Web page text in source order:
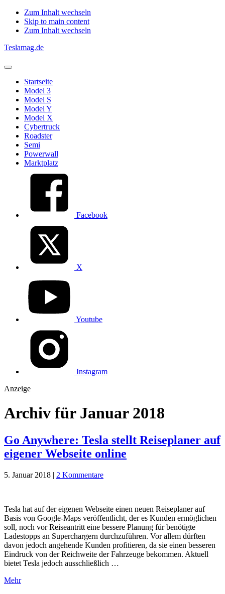
Zum Inhalt wechseln
Skip to main content
Zum Inhalt wechseln
Teslamag.de
Startseite
Model 3
Model S
Model Y
Model X
Cybertruck
Roadster
Semi
Powerwall
Marktplatz
Facebook
X
Youtube
Instagram
Anzeige
Archiv für Januar 2018
Go Anywhere: Tesla stellt Reiseplaner auf
eigener Webseite online
5. Januar 2018 | 2 Kommentare
Tesla hat auf der eigenen Webseite einen neuen Reiseplaner auf
Basis von Google-Maps veröffentlicht, der es Kunden ermöglichen
soll, noch vor Reiseantritt eine bessere Planung für benötigte
Ladestopps an Superchargern durchzuführen. Vor allem dürften
davon jedoch angehende Kunden profitieren, da sie einen besseren
Eindruck von der Reichweite der Fahrzeuge bekommen. Aktuell
bietet Tesla jedoch ausschließlich …
Mehr